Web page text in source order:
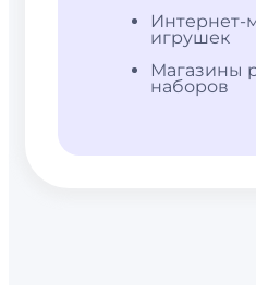
Интернет-
игрушек
Магазины
наборов